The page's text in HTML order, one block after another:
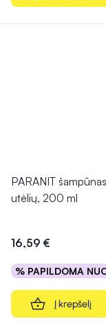
PARANIT
utėlių, 200 ml
16,59 €
% PAPILDOMA
Į krepšelį